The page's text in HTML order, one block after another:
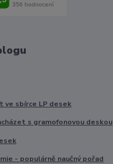
ve sbírce LP desek
s gramofonovou deskou
- populárně naučný pořad